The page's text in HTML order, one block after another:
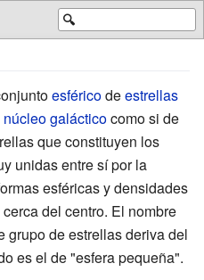
🔍
esféricodeestrellas
núcleo galácticocomo si de
que constituyen los
unidas entre sí por la
esféricas y densidades
del centro. El nombre
grupo de estrellasderiva del
es el de "esfera pequeña".